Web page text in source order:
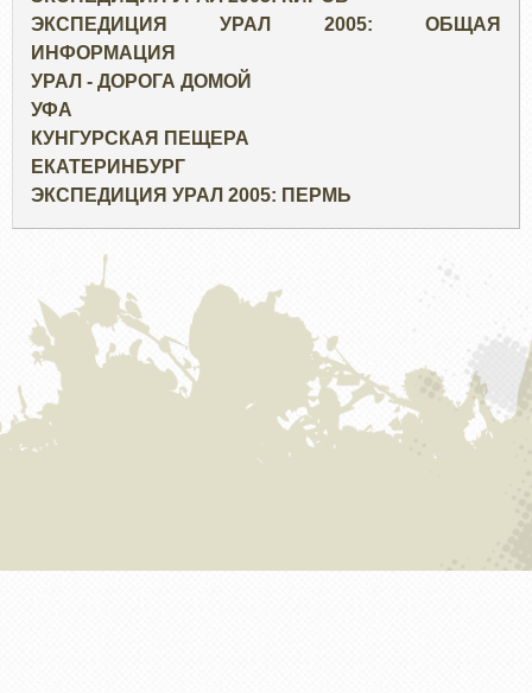
ЭКСПЕДИЦИЯ УРАЛ 2005: ОБЩАЯ
ИНФОРМАЦИЯ
УРАЛ - ДОРОГА ДОМОЙ
УФА
КУНГУРСКАЯ ПЕЩЕРА
ЕКАТЕРИНБУРГ
ЭКСПЕДИЦИЯ УРАЛ 2005: ПЕРМЬ